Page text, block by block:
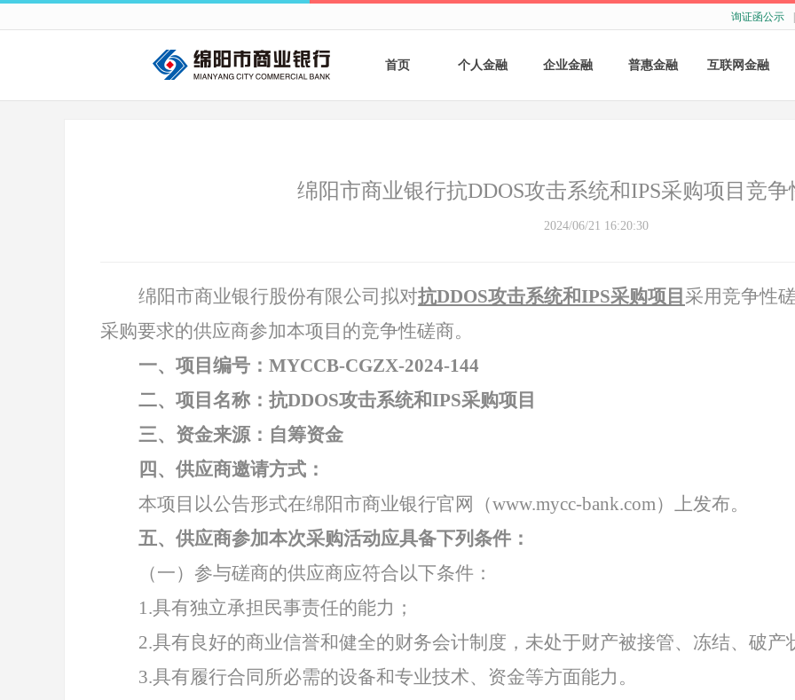
询证函公示
首页 个人金融
财富管理
企业金融
票据融资
普惠金融 互联网金融
绵阳市商业银行抗DDOS攻击系统和IPS采购项目竞
2024/06/21 16:20:30
绵阳市商业银行股份有限公司拟对抗DDOS攻击系统和IPS采购项目 采用竞争性
采购要求的供应商参加本项目的竞争性磋商。
一、项目编号： MYCCB-CGZX-2024-144
二、项目名称：抗DDOS攻击系统和IPS采购项目
三、资金来源：自筹资金
四、供应商邀请方式：
本项目以公告形式在绵阳市商业银行官网（www.mycc-bank.com）上发布。
五、供应商参加本次采购活动应具备下列条件：
（一）参与磋商的供应商应符合以下条件：
1.具有独立承担民事责任的能力；
2.具有良好的商业信誉和健全的财务会计制度，未处于财产被接管、冻结、破产
3.具有履行合同所必需的设备和专业技术、资金等方面能力。